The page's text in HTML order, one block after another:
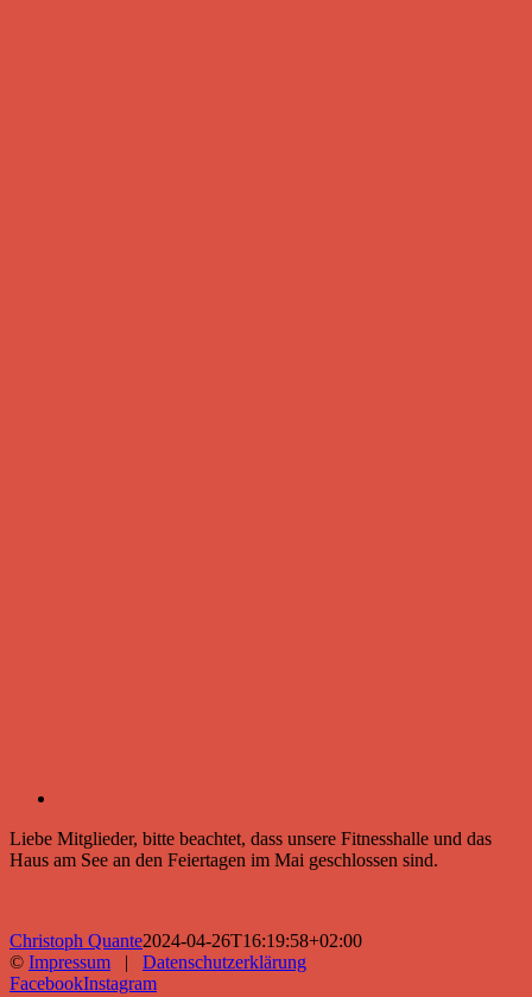
Liebe Mitglieder, bitte beachtet, dass unsere Fitnesshalle und das
Haus am See an den Feiertagen im Mai geschlossen sind.
Christoph Quante2024-04-26T16:19:58+02:00
© Impressum | Datenschutzerklärung
FacebookInstagram